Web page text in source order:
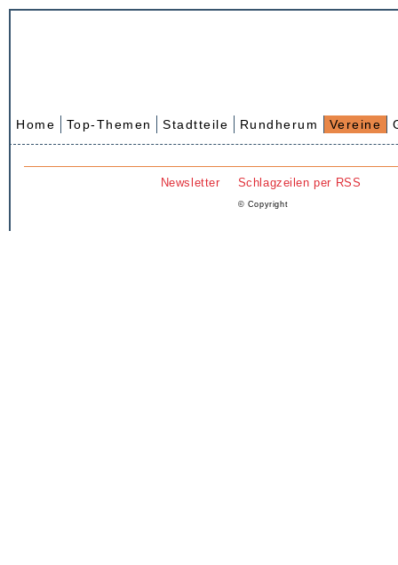
Home Top-Themen Stadtteile Rundherum Vereine
Newsletter Schlagzeilen per RSS
© Copyright